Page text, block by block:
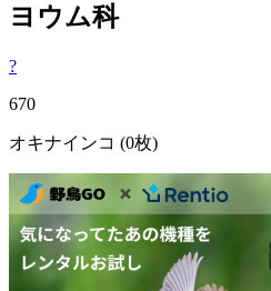
ヨウム科
?
670
オキナインコ (0枚)